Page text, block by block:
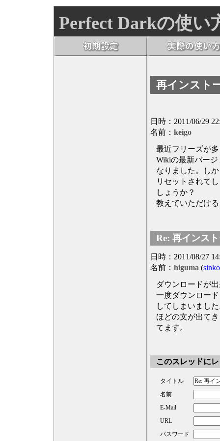
Perfect Darkの使い
再インスト
日時：2011/06/29
名前： keigo
最近フリーズが
Wikiの最新バー
なりました。し
リセットされて
しょうか？
教えていただけ
Re: 再インス
日時：2011/08/27
名前： higuma (
ダウンロードが
一度ダウンロー
してしまいまし
ほどの文が出て
てます。
このスレッドに
タイトル
名前
E-Mail
URL
パスワード